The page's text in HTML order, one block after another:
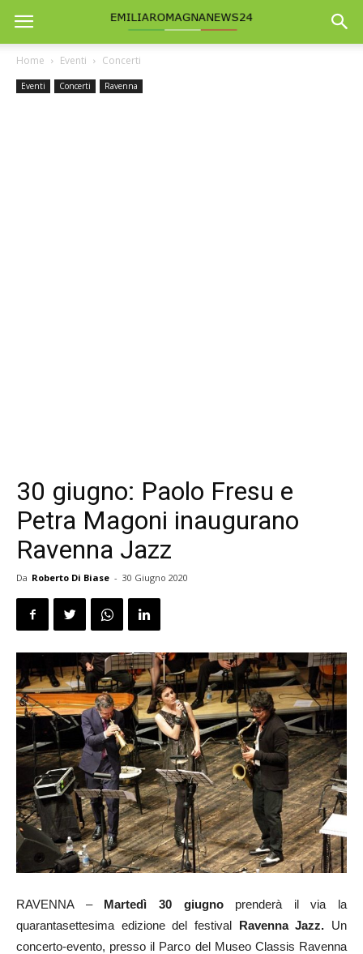
Home Eventi Concerti
Eventi Concerti Ravenna
30 giugno: Paolo Fresu e
Petra Magoni inaugurano
Ravenna Jazz
Da Roberto Di Biase - 30 Giugno 2020
RAVENNA – Martedì 30 giugnoprenderà il via la
quarantasettesima edizione del festival Ravenna Jazz. Un
concerto-evento, presso il Parco del Museo Classis Ravenna